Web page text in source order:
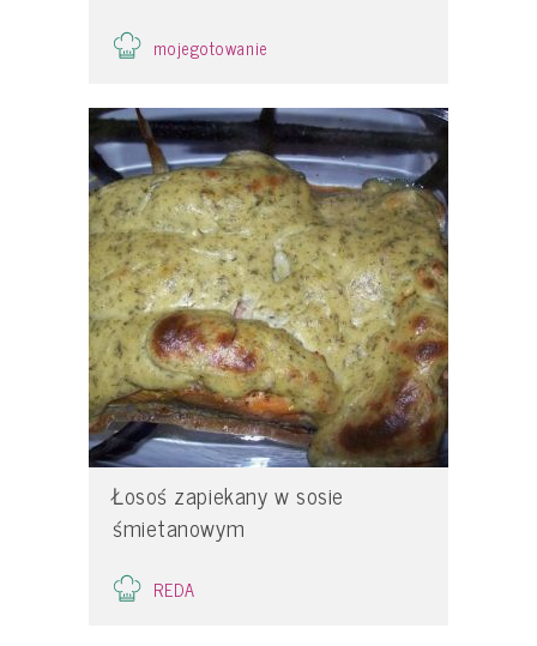
mojegotowanie
Łosoś zapiekany w sosie
śmietanowym
REDA